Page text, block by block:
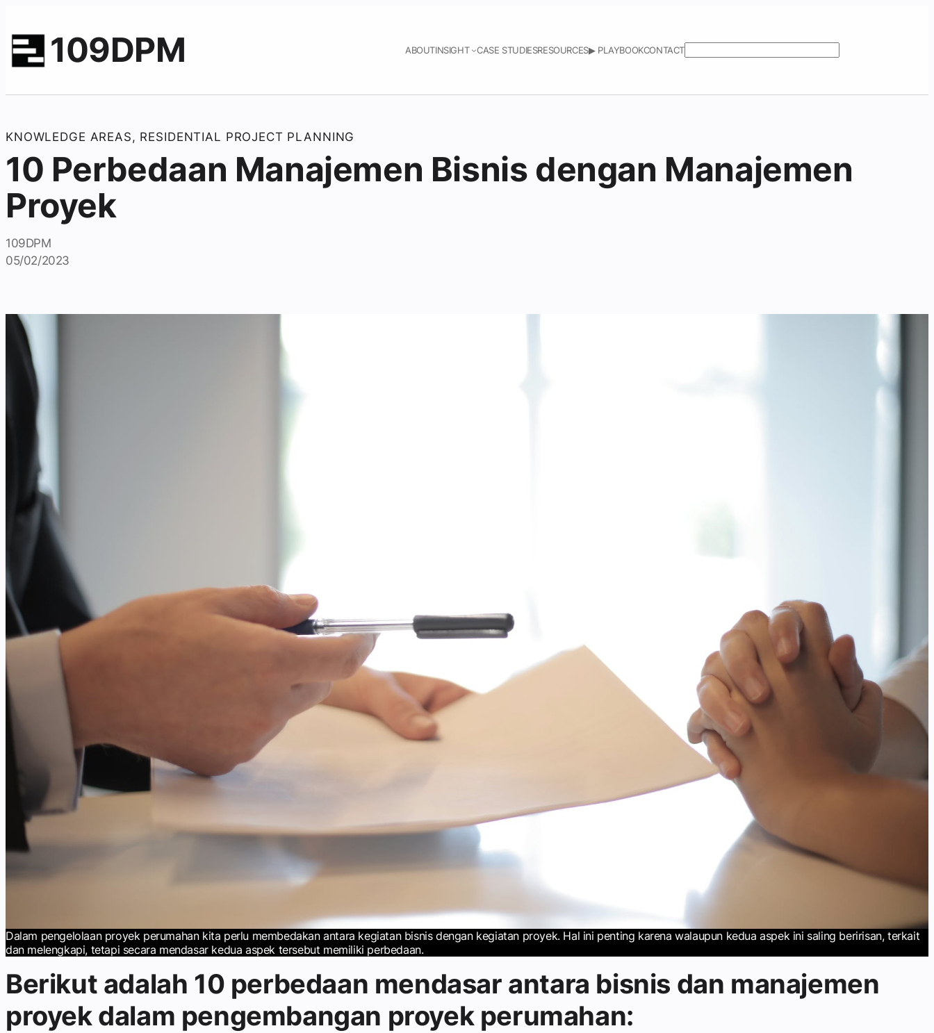
109DPM ABOUTINSIGHT CASE STUDIESRESOURCES▶︎ PLAYBOOKCONTACT
KNOWLEDGE AREAS, RESIDENTIAL PROJECT PLANNING
10 Perbedaan Manajemen Bisnis dengan Manajemen
Proyek
109DPM
05/02/2023
Dalam pengelolaan proyek perumahan kita perlu membedakan antara kegiatan bisnis dengan kegiatan proyek. Hal ini penting karena walaupun kedua aspek ini saling beririsan, terkait
dan melengkapi, tetapi secara mendasar kedua aspek tersebut memiliki perbedaan.
Berikut adalah 10 perbedaan mendasar antara bisnis dan manajemen
proyek dalam pengembangan proyek perumahan: